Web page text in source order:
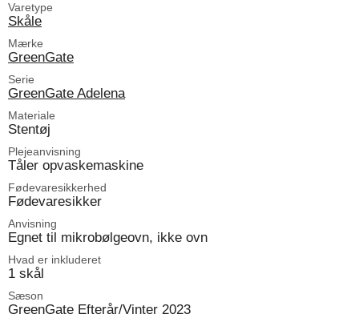
Varetype
Skåle
Mærke
GreenGate
Serie
GreenGate Adelena
Materiale
Stentøj
Plejeanvisning
Tåler opvaskemaskine
Fødevaresikkerhed
Fødevaresikker
Anvisning
Egnet til mikrobølgeovn, ikke ovn
Hvad er inkluderet
1 skål
Sæson
GreenGate Efterår/Vinter 2023